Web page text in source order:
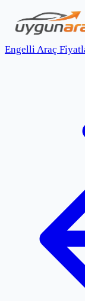
Engelli Araç